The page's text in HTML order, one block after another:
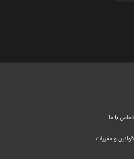
تماس با ما
قوانین و مقررات